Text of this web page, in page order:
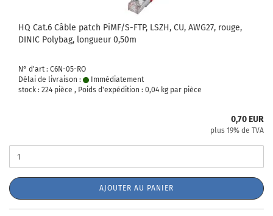
HQ Cat.6 Câble patch PiMF/S-FTP, LSZH, CU, AWG27, rouge,
DINIC Polybag, longueur 0,50m
N° d'art : C6N-05-RO
Délai de livraison :
Immédiatement
stock : 224 pièce , Poids d'expédition : 0,04 kg par pièce
0,70 EUR
plus 19% de TVA
AJOUTER AU PANIER